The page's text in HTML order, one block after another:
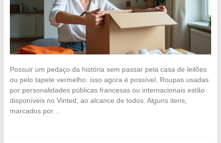
Possuir um pedaço da história sem passar pela casa de leilões
ou pelo tapete vermelho: isso agora é possível. Roupas usadas
por personalidades públicas francesas ou internacionais estão
disponíveis no Vinted, ao alcance de todos. Alguns itens,
marcados por…